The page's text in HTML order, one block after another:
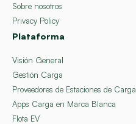
Sobre nosotros
Privacy Policy
Plataforma
Visión General
Gestión Carga
Proveedores de Estaciones de Carga
Apps Carga en Marca Blanca
Flota EV